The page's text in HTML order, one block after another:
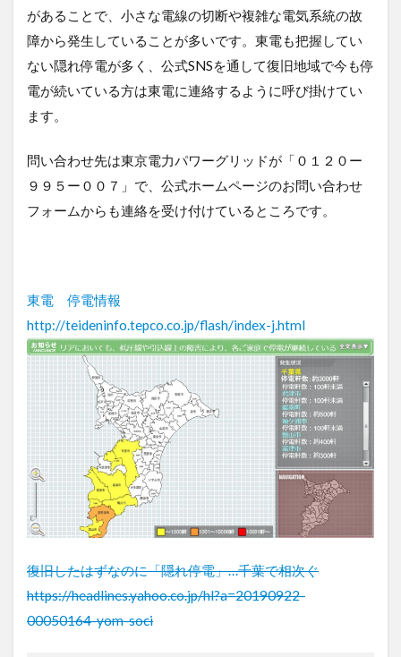
があることで、小さな電線の切断や複雑な電気系統の故
障から発生していることが多いです。東電も把握してい
ない隠れ停電が多く、公式SNSを通して復旧地域で今も停
電が続いている方は東電に連絡するように呼び掛けてい
ます。
問い合わせ先は東京電力パワーグリッドが「０１２０ー
９９５ー００７」で、公式ホームページのお問い合わせ
フォームからも連絡を受け付けているところです。
東電 停電情報
http://teideninfo.tepco.co.jp/flash/index-j.html
復旧したはずなのに「隠れ停電」…千葉で相次ぐ
https://headlines.yahoo.co.jp/hl?a=20190922-
00050164-yom-soci